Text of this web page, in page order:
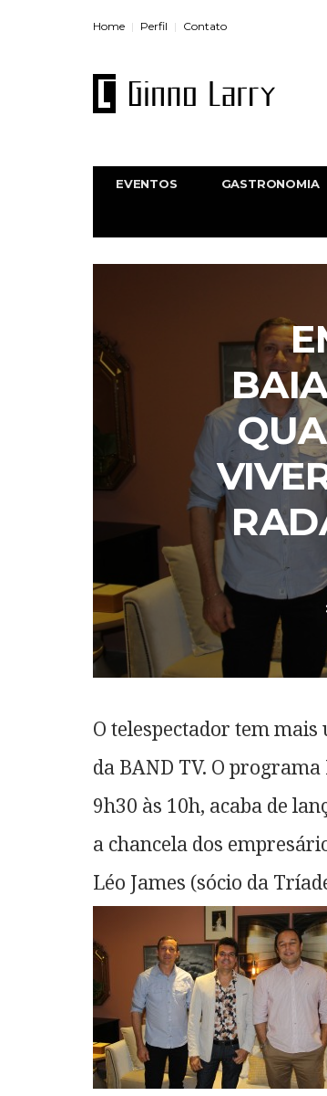
Home Perfil Contato
EVENTOS GASTRONOMIA
O telespectador tem
da BAND TV. O
9h30 às 10h, acaba de
a chancela dos
Léo James (sócio da